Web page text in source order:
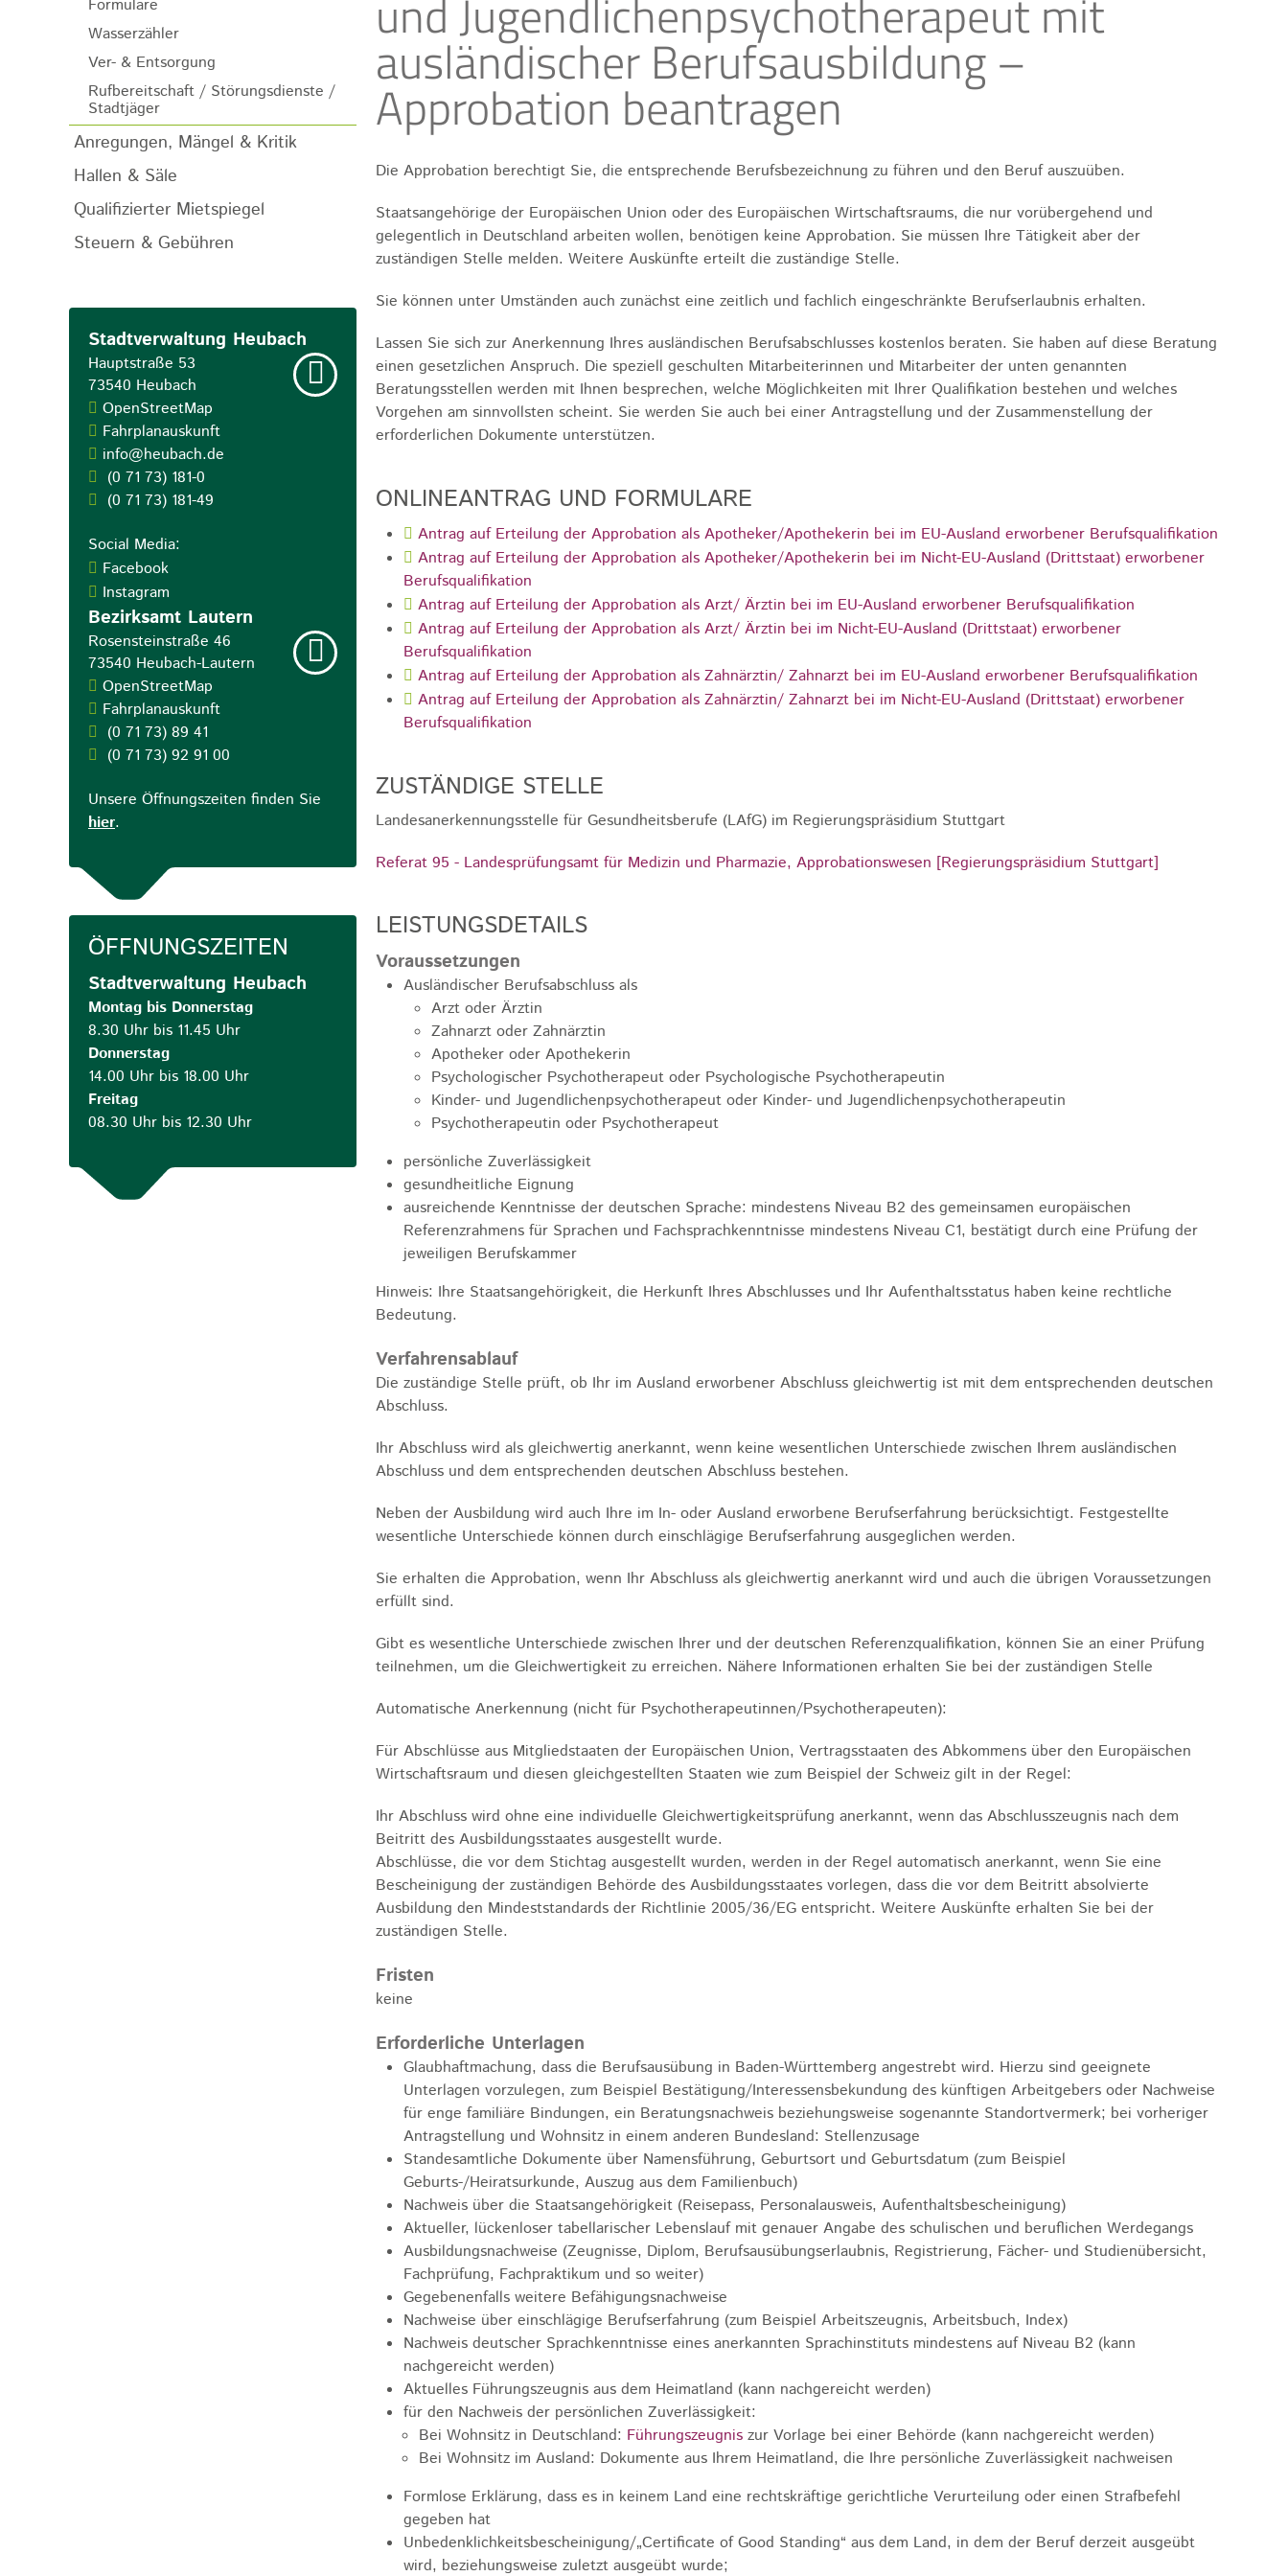
und Jugendlichenpsychotherapeut mit
ausländischer Berufsausbildung –
Approbation beantragen
Die Approbation berechtigt Sie, die entsprechende Berufsbezeichnung zu führen und den Beruf auszuüben.
Staatsangehörige der Europäischen Union oder des Europäischen Wirtschaftsraums, die nur vorübergehend und
gelegentlich in Deutschland arbeiten wollen, benötigen keine Approbation. Sie müssen Ihre Tätigkeit aber der
zuständigen Stelle melden. Weitere Auskünfte erteilt die zuständige Stelle.
Sie können unter Umständen auch zunächst eine zeitlich und fachlich eingeschränkte Berufserlaubnis erhalten.
Lassen Sie sich zur Anerkennung Ihres ausländischen Berufsabschlusses kostenlos beraten. Sie haben auf diese Beratung
einen gesetzlichen Anspruch. Die speziell geschulten Mitarbeiterinnen und Mitarbeiter der unten genannten
Beratungsstellen werden mit Ihnen besprechen, welche Möglichkeiten mit Ihrer Qualifikation bestehen und welches
Vorgehen am sinnvollsten scheint. Sie werden Sie auch bei einer Antragstellung und der Zusammenstellung der
erforderlichen Dokumente unterstützen.
ONLINEANTRAG UND FORMULARE
Antrag auf Erteilung der Approbation als Apotheker/Apothekerin bei im EU-Ausland erworbener Berufsqualifikation
Antrag auf Erteilung der Approbation als Apotheker/Apothekerin bei im Nicht-EU-Ausland (Drittstaat) erworbener
Berufsqualifikation
Antrag auf Erteilung der Approbation als Arzt/ Ärztin bei im EU-Ausland erworbener Berufsqualifikation
Antrag auf Erteilung der Approbation als Arzt/ Ärztin bei im Nicht-EU-Ausland (Drittstaat) erworbener
Berufsqualifikation
Antrag auf Erteilung der Approbation als Zahnärztin/ Zahnarzt bei im EU-Ausland erworbener Berufsqualifikation
Antrag auf Erteilung der Approbation als Zahnärztin/ Zahnarzt bei im Nicht-EU-Ausland (Drittstaat) erworbener
Berufsqualifikation
ZUSTÄNDIGE STELLE
Landesanerkennungsstelle für Gesundheitsberufe (LAfG) im Regierungspräsidium Stuttgart
Referat 95 - Landesprüfungsamt für Medizin und Pharmazie, Approbationswesen [Regierungspräsidium Stuttgart]
LEISTUNGSDETAILS
Voraussetzungen
Ausländischer Berufsabschluss als
Arzt oder Ärztin
Zahnarzt oder Zahnärztin
Apotheker oder Apothekerin
Psychologischer Psychotherapeut oder Psychologische Psychotherapeutin
Kinder- und Jugendlichenpsychotherapeut oder Kinder- und Jugendlichenpsychotherapeutin
Psychotherapeutin oder Psychotherapeut
persönliche Zuverlässigkeit
gesundheitliche Eignung
ausreichende Kenntnisse der deutschen Sprache: mindestens Niveau B2 des gemeinsamen europäischen
Referenzrahmens für Sprachen und Fachsprachkenntnisse mindestens Niveau C1, bestätigt durch eine Prüfung der
jeweiligen Berufskammer
Hinweis: Ihre Staatsangehörigkeit, die Herkunft Ihres Abschlusses und Ihr Aufenthaltsstatus haben keine rechtliche
Bedeutung.
Verfahrensablauf
Die zuständige Stelle prüft, ob Ihr im Ausland erworbener Abschluss gleichwertig ist mit dem entsprechenden deutschen
Abschluss.
Ihr Abschluss wird als gleichwertig anerkannt, wenn keine wesentlichen Unterschiede zwischen Ihrem ausländischen
Abschluss und dem entsprechenden deutschen Abschluss bestehen.
Neben der Ausbildung wird auch Ihre im In- oder Ausland erworbene Berufserfahrung berücksichtigt. Festgestellte
wesentliche Unterschiede können durch einschlägige Berufserfahrung ausgeglichen werden.
Sie erhalten die Approbation, wenn Ihr Abschluss als gleichwertig anerkannt wird und auch die übrigen Voraussetzungen
erfüllt sind.
Gibt es wesentliche Unterschiede zwischen Ihrer und der deutschen Referenzqualifikation, können Sie an einer Prüfung
teilnehmen, um die Gleichwertigkeit zu erreichen. Nähere Informationen erhalten Sie bei der zuständigen Stelle
Automatische Anerkennung (nicht für Psychotherapeutinnen/Psychotherapeuten):
Für Abschlüsse aus Mitgliedstaaten der Europäischen Union, Vertragsstaaten des Abkommens über den Europäischen
Wirtschaftsraum und diesen gleichgestellten Staaten wie zum Beispiel der Schweiz gilt in der Regel:
Ihr Abschluss wird ohne eine individuelle Gleichwertigkeitsprüfung anerkannt, wenn das Abschlusszeugnis nach dem
Beitritt des Ausbildungsstaates ausgestellt wurde.
Abschlüsse, die vor dem Stichtag ausgestellt wurden, werden in der Regel automatisch anerkannt, wenn Sie eine
Bescheinigung der zuständigen Behörde des Ausbildungsstaates vorlegen, dass die vor dem Beitritt absolvierte
Ausbildung den Mindeststandards der Richtlinie 2005/36/EG entspricht. Weitere Auskünfte erhalten Sie bei der
zuständigen Stelle.
Fristen
keine
Erforderliche Unterlagen
Glaubhaftmachung, dass die Berufsausübung in Baden-Württemberg angestrebt wird. Hierzu sind geeignete
Unterlagen vorzulegen, zum Beispiel Bestätigung/Interessensbekundung des künftigen Arbeitgebers oder Nachweise
für enge familiäre Bindungen, ein Beratungsnachweis beziehungsweise sogenannte Standortvermerk; bei vorheriger
Antragstellung und Wohnsitz in einem anderen Bundesland: Stellenzusage
Standesamtliche Dokumente über Namensführung, Geburtsort und Geburtsdatum (zum Beispiel
Geburts-/Heiratsurkunde, Auszug aus dem Familienbuch)
Nachweis über die Staatsangehörigkeit (Reisepass, Personalausweis, Aufenthaltsbescheinigung)
Aktueller, lückenloser tabellarischer Lebenslauf mit genauer Angabe des schulischen und beruflichen Werdegangs
Ausbildungsnachweise (Zeugnisse, Diplom, Berufsausübungserlaubnis, Registrierung, Fächer- und Studienübersicht,
Fachprüfung, Fachpraktikum und so weiter)
Gegebenenfalls weitere Befähigungsnachweise
Nachweise über einschlägige Berufserfahrung (zum Beispiel Arbeitszeugnis, Arbeitsbuch, Index)
Nachweis deutscher Sprachkenntnisse eines anerkannten Sprachinstituts mindestens auf Niveau B2 (kann
nachgereicht werden)
Aktuelles Führungszeugnis aus dem Heimatland (kann nachgereicht werden)
für den Nachweis der persönlichen Zuverlässigkeit:
Bei Wohnsitz in Deutschland: Führungszeugniszur Vorlage bei einer Behörde (kann nachgereicht werden)
Bei Wohnsitz im Ausland: Dokumente aus Ihrem Heimatland, die Ihre persönliche Zuverlässigkeit nachweisen
Formlose Erklärung, dass es in keinem Land eine rechtskräftige gerichtliche Verurteilung oder einen Strafbefehl
gegeben hat
Unbedenklichkeitsbescheinigung/„Certificate of Good Standing“ aus dem Land, in dem der Beruf derzeit ausgeübt
wird, beziehungsweise zuletzt ausgeübt wurde;
Formulare
Wasserzähler
Ver- & Entsorgung
Rufbereitschaft / Störungsdienste /
Stadtjäger
Anregungen, Mängel & Kritik
Hallen & Säle
Qualifizierter Mietspiegel
Steuern & Gebühren
Stadtverwaltung Heubach
Hauptstraße 53
73540 Heubach
OpenStreetMap
Fahrplanauskunft
info@heubach.de
(0 71 73) 181-0
(0 71 73) 181-49
Social Media:
Facebook
Instagram
Bezirksamt Lautern
Rosensteinstraße 46
73540 Heubach-Lautern
OpenStreetMap
Fahrplanauskunft
(0 71 73) 89 41
(0 71 73) 92 91 00
Unsere Öffnungszeiten finden Sie
hier.
ÖFFNUNGSZEITEN
Stadtverwaltung Heubach
Montag bis Donnerstag
8.30 Uhr bis 11.45 Uhr
Donnerstag
14.00 Uhr bis 18.00 Uhr
Freitag
08.30 Uhr bis 12.30 Uhr